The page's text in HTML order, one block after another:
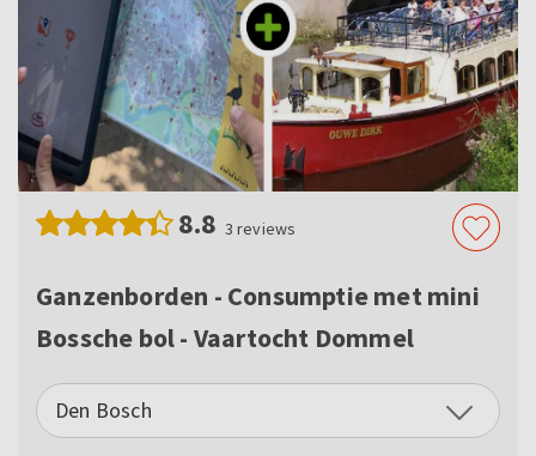
8.8 3 reviews
Ganzenborden - Consumptie met mini
Bossche bol - Vaartocht Dommel
Den Bosch